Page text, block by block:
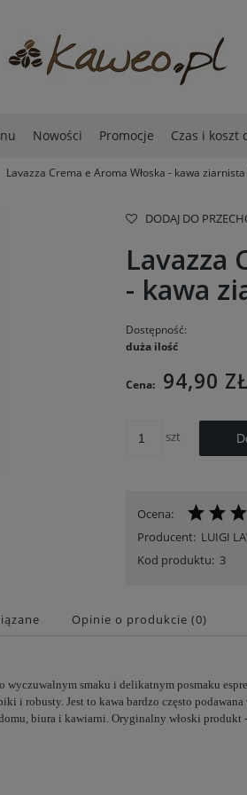
Nowości Promocje Czas i koszt
Lavazza Crema e Aroma Włoska - kawa
DODAJ DO
Lavazza
- kawa
Dostępność:
duża ilość
Cena: 94,90 ZŁ
szt
Ocena:
Producent: LUIGI
Kod produktu: 3
Opinie o produkcie (0)
wyczuwalnym smaku i delikatnym posmaku
i robusty. Jest to kawa bardzo często
biura i kawiarni. Oryginalny włoski produkt